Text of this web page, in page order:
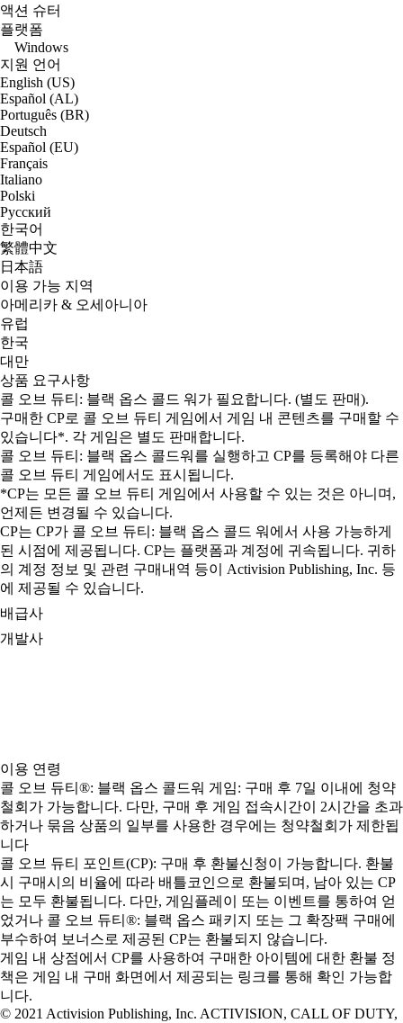
액션 슈터
플랫폼
Windows
지원 언어
English (US)
Español (AL)
Português (BR)
Deutsch
Español (EU)
Français
Italiano
Polski
Русский
한국어
繁體中文
日本語
이용 가능 지역
아메리카 & 오세아니아
유럽
한국
대만
상품 요구사항
콜 오브 듀티: 블랙 옵스 콜드 워가 필요합니다. (별도 판매).
구매한 CP로 콜 오브 듀티 게임에서 게임 내 콘텐츠를 구매할 수
있습니다*. 각 게임은 별도 판매합니다.
콜 오브 듀티: 블랙 옵스 콜드워를 실행하고 CP를 등록해야 다른
콜 오브 듀티 게임에서도 표시됩니다.
*CP는 모든 콜 오브 듀티 게임에서 사용할 수 있는 것은 아니며,
언제든 변경될 수 있습니다.
CP는 CP가 콜 오브 듀티: 블랙 옵스 콜드 워에서 사용 가능하게
된 시점에 제공됩니다. CP는 플랫폼과 계정에 귀속됩니다. 귀하
의 계정 정보 및 관련 구매내역 등이 Activision Publishing, Inc. 등
에 제공될 수 있습니다.
배급사
개발사
이용 연령
콜 오브 듀티®: 블랙 옵스 콜드워 게임: 구매 후 7일 이내에 청약
철회가 가능합니다. 다만, 구매 후 게임 접속시간이 2시간을 초과
하거나 묶음 상품의 일부를 사용한 경우에는 청약철회가 제한됩
니다
콜 오브 듀티 포인트(CP): 구매 후 환불신청이 가능합니다. 환불
시 구매시의 비율에 따라 배틀코인으로 환불되며, 남아 있는 CP
는 모두 환불됩니다. 다만, 게임플레이 또는 이벤트를 통하여 얻
었거나 콜 오브 듀티®: 블랙 옵스 패키지 또는 그 확장팩 구매에
부수하여 보너스로 제공된 CP는 환불되지 않습니다.
게임 내 상점에서 CP를 사용하여 구매한 아이템에 대한 환불 정
책은 게임 내 구매 화면에서 제공되는 링크를 통해 확인 가능합
니다.
© 2021 Activision Publishing, Inc. ACTIVISION, CALL OF DUTY,